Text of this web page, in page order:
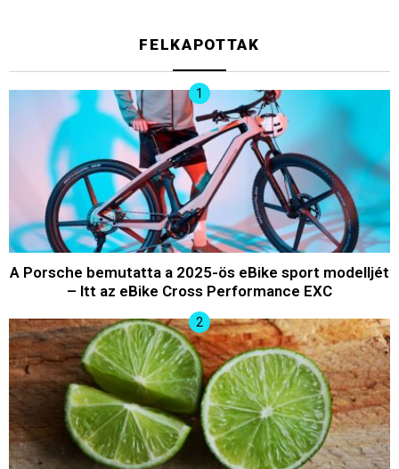
FELKAPOTTAK
A Porsche bemutatta a 2025-ös eBike sport modelljét
– Itt az eBike Cross Performance EXC